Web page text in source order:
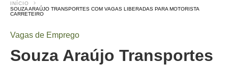
INÍCIO
SOUZA ARAÚJO TRANSPORTES COM VAGAS LIBERADAS PARA MOTORISTA
CARRETEIRO
Vagas de Emprego
Souza Araújo Transportes